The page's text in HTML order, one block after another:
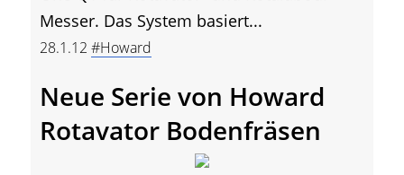
Messer. Das System basiert...
28.1.12 #Howard
Neue Serie von Howard
Rotavator Bodenfräsen